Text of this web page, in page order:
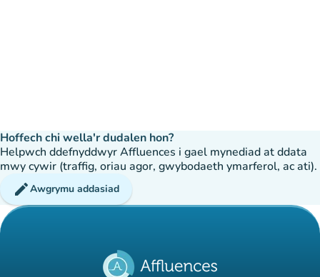
Hoffech chi wella'r dudalen hon?
Helpwch ddefnyddwyr Affluences i gael mynediad at ddata
mwy cywir (traffig, oriau agor, gwybodaeth ymarferol, ac ati).
editAwgrymu addasiad